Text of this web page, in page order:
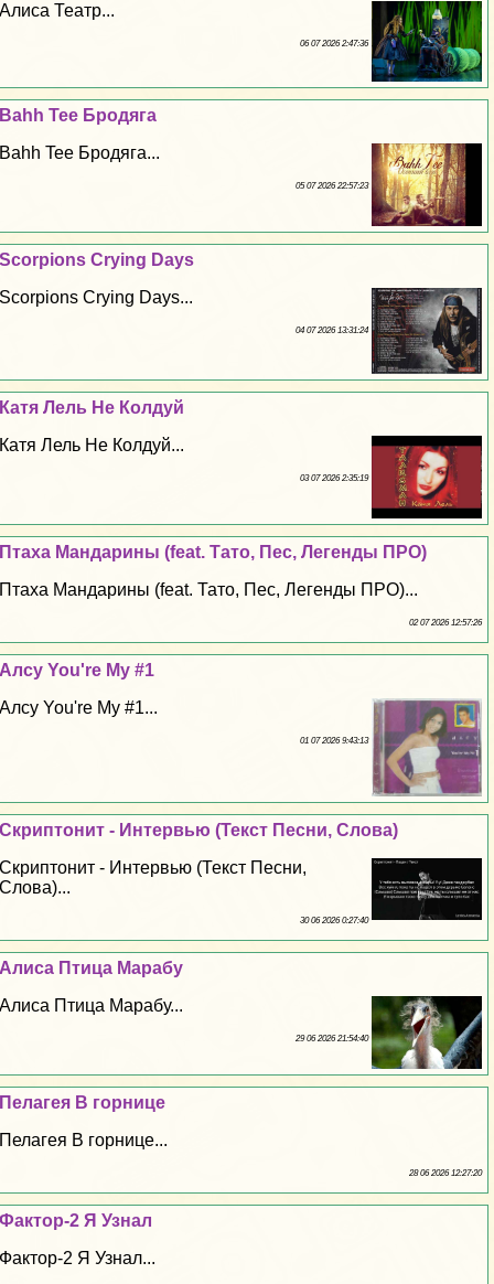
Алиса Театр...
06 07 2026 2:47:36
Bahh Tee Бродяга
Bahh Tee Бродяга...
05 07 2026 22:57:23
Scorpions Crying Days
Scorpions Crying Days...
04 07 2026 13:31:24
Катя Лель Не Колдуй
Катя Лель Не Колдуй...
03 07 2026 2:35:19
Птаха Maндарины (feat. Тато, Пес, Легенды ПРО)
Птаха Maндарины (feat. Тато, Пес, Легенды ПРО)...
02 07 2026 12:57:26
Алсу You're My #1
Алсу You're My #1...
01 07 2026 9:43:13
Скриптонит - Интервью (Текст Песни, Слова)
Скриптонит - Интервью (Текст Песни,
Слова)...
30 06 2026 0:27:40
Алиса Птица Маpaбу
Алиса Птица Маpaбу...
29 06 2026 21:54:40
Пелагея В горнице
Пелагея В горнице...
28 06 2026 12:27:20
Фактор-2 Я Узнал
Фактор-2 Я Узнал...